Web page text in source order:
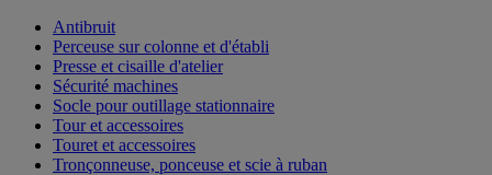
Antibruit
Perceuse sur colonne et d'établi
Presse et cisaille d'atelier
Sécurité machines
Socle pour outillage stationnaire
Tour et accessoires
Touret et accessoires
Tronçonneuse, ponceuse et scie à ruban